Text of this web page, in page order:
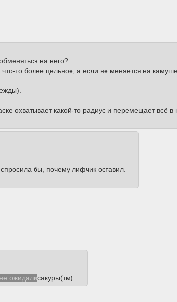
на него?
то более цельное, а если не меняется на
охватывает какой-то радиус и перемещает всё в
бы, почему лифчик оставил.
ожидалисакуры(тм).